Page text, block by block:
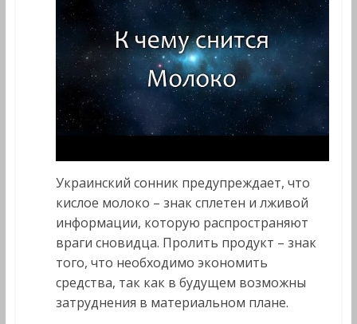
Украинский сонник предупреждает, что
кислое молоко – знак сплетен и лживой
информации, которую распространяют
враги сновидца. Пролить продукт – знак
того, что необходимо экономить
средства, так как в будущем возможны
затруднения в материальном плане.